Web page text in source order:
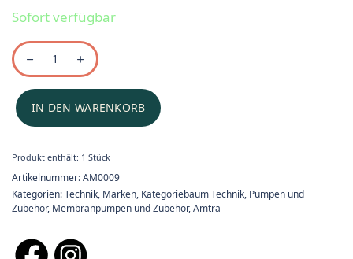
Sofort verfügbar
IN DEN WARENKORB
Produkt enthält: 1Stück
Artikelnummer:AM0009
Kategorien:Technik, Marken, Kategoriebaum Technik, Pumpen und
Zubehör, Membranpumpen und Zubehör,Amtra